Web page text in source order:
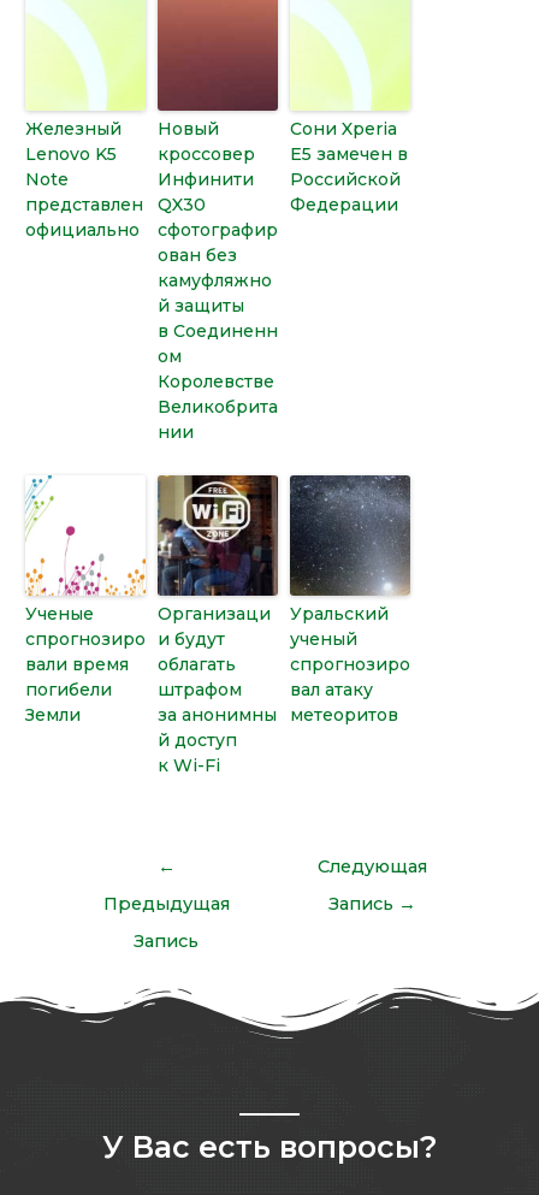
Железный
Lenovo K5
Note
представлен
официально
Новый
кроссовер
Инфинити
QX30
сфотографир
ован без
камуфляжно
й защиты
в Соединенн
ом
Королевстве
Великобрита
нии
Сони Xperia
E5 замечен в
Российской
Федерации
Ученые
спрогнозиро
вали время
погибели
Земли
Организаци
и будут
облагать
штрафом
за анонимны
й доступ
к Wi-Fi
Уральский
ученый
спрогнозиро
вал атаку
метеоритов
←
Предыдущая
Запись
Следующая
Запись →
У Вас есть вопросы?